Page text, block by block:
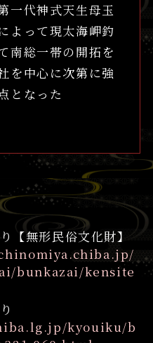
代神式天生母玉
よって現太海岬釣
南総一帯の開拓を
を中心に次第に強
となった
無形民俗文化財】
bunkazai/kensite
kyouiku/b